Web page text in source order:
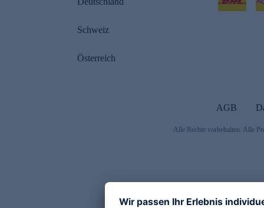
Schweiz
Österreich
AGB
Alle Rechte vorbehalten. Alle